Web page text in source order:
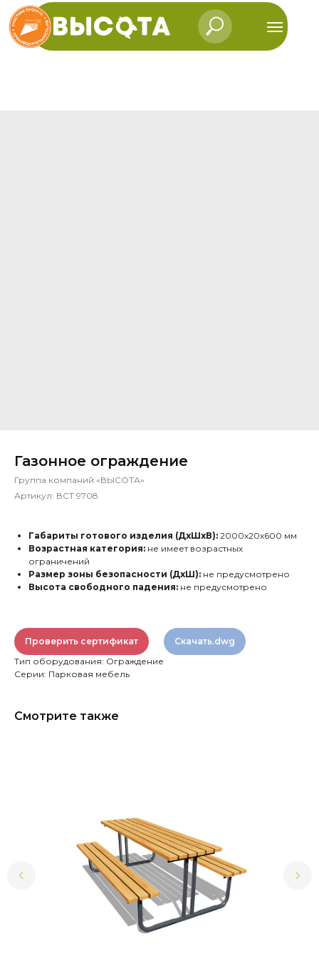
Газонное ограждение
Группа компаний «ВЫСОТА»
Артикул: ВСТ 9708
Габариты готового изделия (ДхШхВ): 2000х20х600 мм
Возрастная категория: не имеет возрастных
ограничений
Размер зоны безопасности (ДхШ): не предусмотрено
Высота свободного падения: не предусмотрено
Проверить сертификат
Скачать.dwg
Тип оборудования: Ограждение
Серии: Парковая мебель
Смотрите также